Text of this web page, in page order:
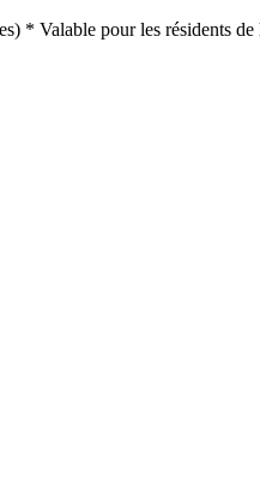
* Valable pour les résidents